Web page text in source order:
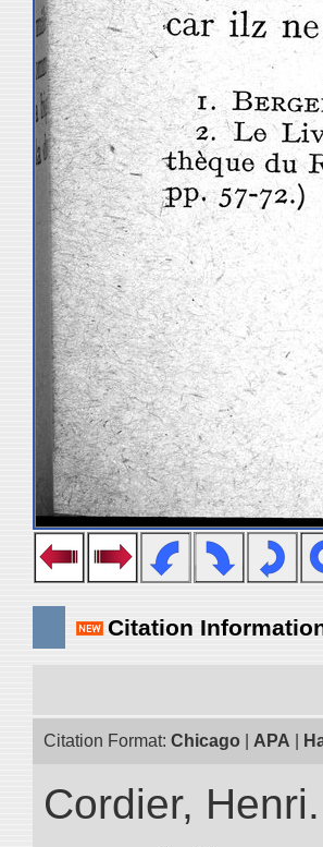
Citation
Citation Format: Chicago APA
Cordier,